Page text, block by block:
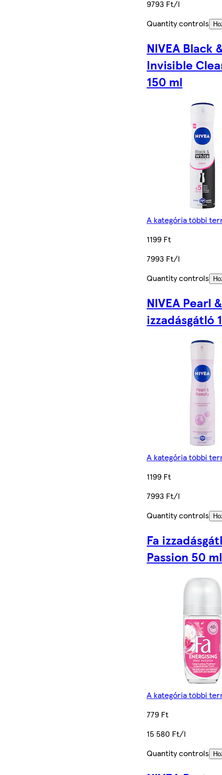
9793 Ft/l
Quantity controls
NIVEA Black
Invisible
150 ml
A kategória többi
1199 Ft
7993 Ft/l
Quantity controls
NIVEA Pearl
izzadásgátló
A kategória többi
1199 Ft
7993 Ft/l
Quantity controls
Fa
Passion 50 ml
A kategória többi
779 Ft
15 580 Ft/l
Quantity controls